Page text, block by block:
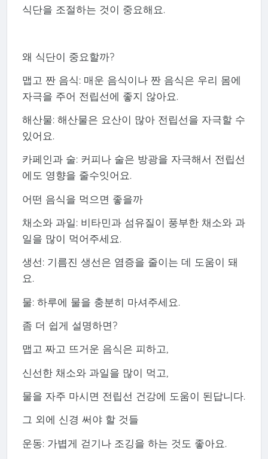
식단을 조절하는 것이 중요해요.
왜 식단이 중요할까?
맵고 짠 음식: 매운 음식이나 짠 음식은 우리 몸에
자극을 주어 전립선에 좋지 않아요.
해산물: 해산물은 요산이 많아 전립선을 자극할 수
있어요.
카페인과 술: 커피나 술은 방광을 자극해서 전립선
에도 영향을 줄수잇어요.
어떤 음식을 먹으면 좋을까
채소와 과일: 비타민과 섬유질이 풍부한 채소와 과
일을 많이 먹어주세요.
생선: 기름진 생선은 염증을 줄이는 데 도움이 돼
요.
물: 하루에 물을 충분히 마셔주세요.
좀 더 쉽게 설명하면?
맵고 짜고 뜨거운 음식은 피하고,
신선한 채소와 과일을 많이 먹고,
물을 자주 마시면 전립선 건강에 도움이 된답니다.
그 외에 신경 써야 할 것들
운동: 가볍게 걷기나 조깅을 하는 것도 좋아요.